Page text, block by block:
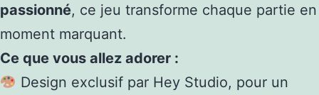
passionné, ce jeu transforme chaque partie en
moment marquant.
Ce que vous allez adorer :
Design exclusif par Hey Studio, pour un